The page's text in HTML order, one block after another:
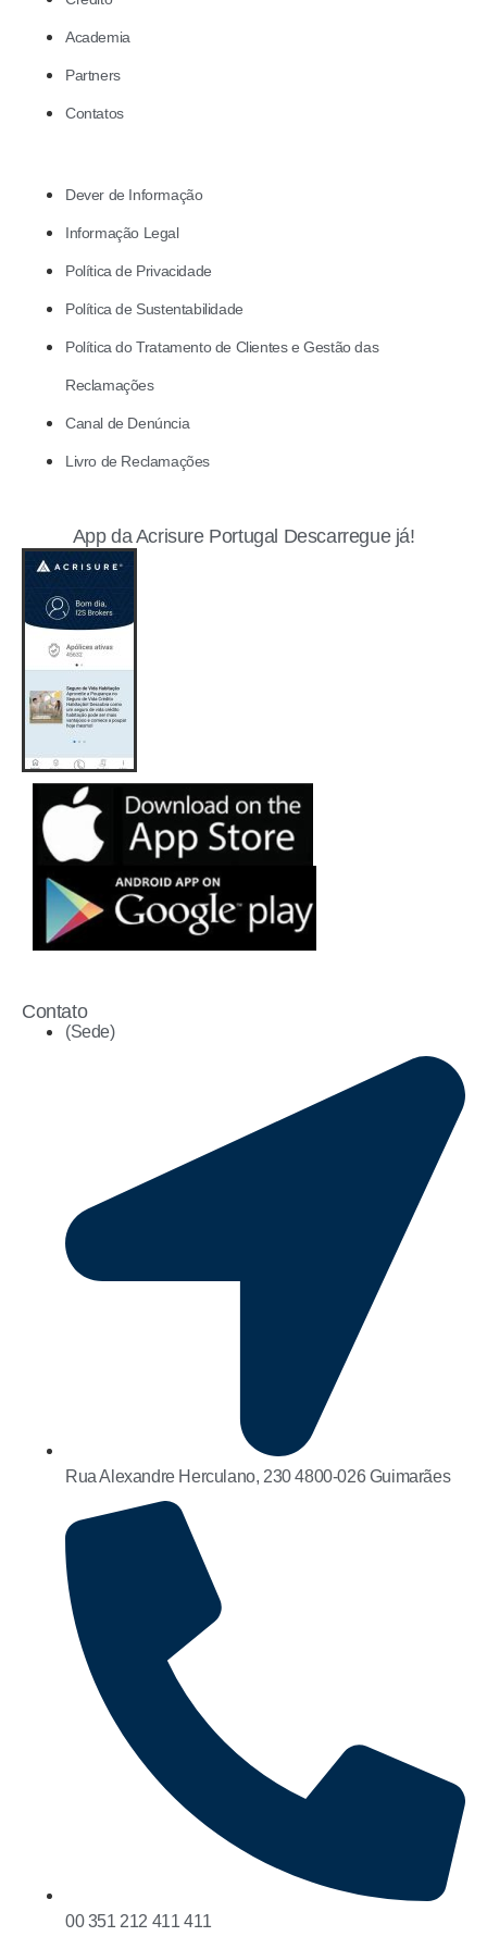
Academia
Partners
Contatos
Dever de Informação
Informação Legal
Política de Privacidade
Política de Sustentabilidade
Política do Tratamento de Clientes e Gestão das
Reclamações
Canal de Denúncia
Livro de Reclamações
App da Acrisure Portugal Descarregue já!
Contato
(Sede)
Rua Alexandre Herculano, 230 4800-026 Guimarães
00 351 212 411 411